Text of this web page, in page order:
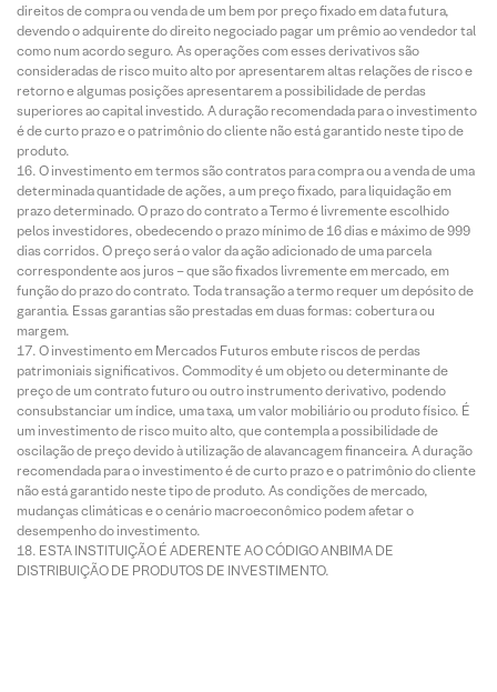
direitos de compra ou venda de um bem por preço fixado em data futura,
devendo o adquirente do direito negociado pagar um prêmio ao vendedor tal
como num acordo seguro. As operações com esses derivativos são
consideradas de risco muito alto por apresentarem altas relações de risco e
retorno e algumas posições apresentarem a possibilidade de perdas
superiores ao capital investido. A duração recomendada para o investimento
é de curto prazo e o patrimônio do cliente não está garantido neste tipo de
produto.
O investimento em termos são contratos para compra ou a venda de uma
determinada quantidade de ações, a um preço fixado, para liquidação em
prazo determinado. O prazo do contrato a Termo é livremente escolhido
pelos investidores, obedecendo o prazo mínimo de 16 dias e máximo de 999
dias corridos. O preço será o valor da ação adicionado de uma parcela
correspondente aos juros – que são fixados livremente em mercado, em
função do prazo do contrato. Toda transação a termo requer um depósito de
garantia. Essas garantias são prestadas em duas formas: cobertura ou
margem.
O investimento em Mercados Futuros embute riscos de perdas
patrimoniais significativos. Commodity é um objeto ou determinante de
preço de um contrato futuro ou outro instrumento derivativo, podendo
consubstanciar um índice, uma taxa, um valor mobiliário ou produto físico. É
um investimento de risco muito alto, que contempla a possibilidade de
oscilação de preço devido à utilização de alavancagem financeira. A duração
recomendada para o investimento é de curto prazo e o patrimônio do cliente
não está garantido neste tipo de produto. As condições de mercado,
mudanças climáticas e o cenário macroeconômico podem afetar o
desempenho do investimento.
ESTA INSTITUIÇÃO É ADERENTE AO CÓDIGO ANBIMA DE
DISTRIBUIÇÃO DE PRODUTOS DE INVESTIMENTO.